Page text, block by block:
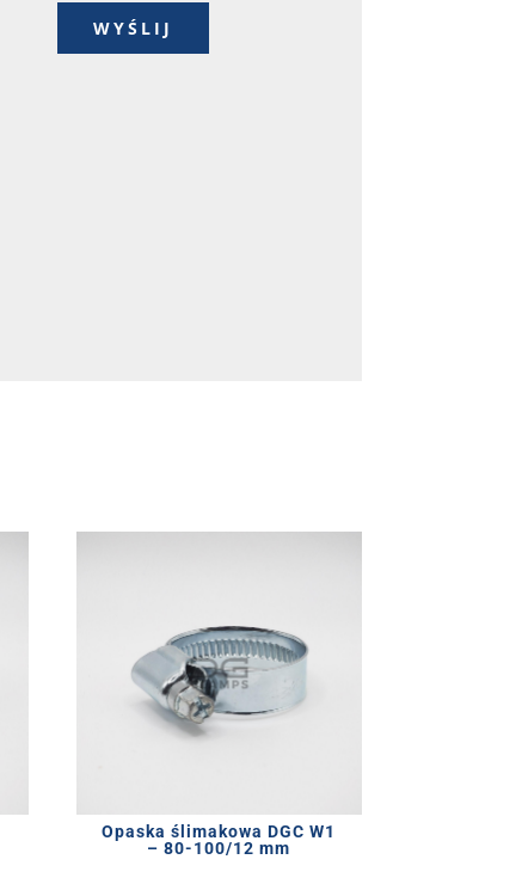
WYŚLIJ
Opaska ślimakowa DGC W1
– 80-100/12 mm